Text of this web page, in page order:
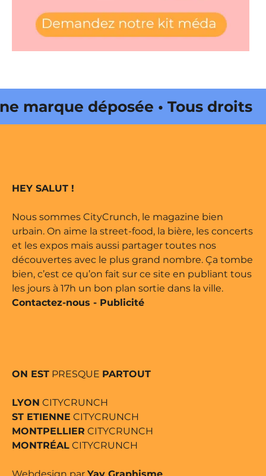
déposée • Tous droits
édité par Buena Onda Web •
HEY SALUT !
Nous sommes CityCrunch, le magazine bien
urbain. On aime la street-food, la bière, les concerts
et les expos mais aussi partager toutes nos
découvertes avec le plus grand nombre. Ça tombe
bien, c’est ce qu’on fait sur ce site en publiant tous
les jours à 17h un bon plan sortie dans la ville.
Contactez-nous - Publicité
ON EST PRESQUE PARTOUT
LYON CITYCRUNCH
ST ETIENNE CITYCRUNCH
MONTPELLIER CITYCRUNCH
MONTRÉAL CITYCRUNCH